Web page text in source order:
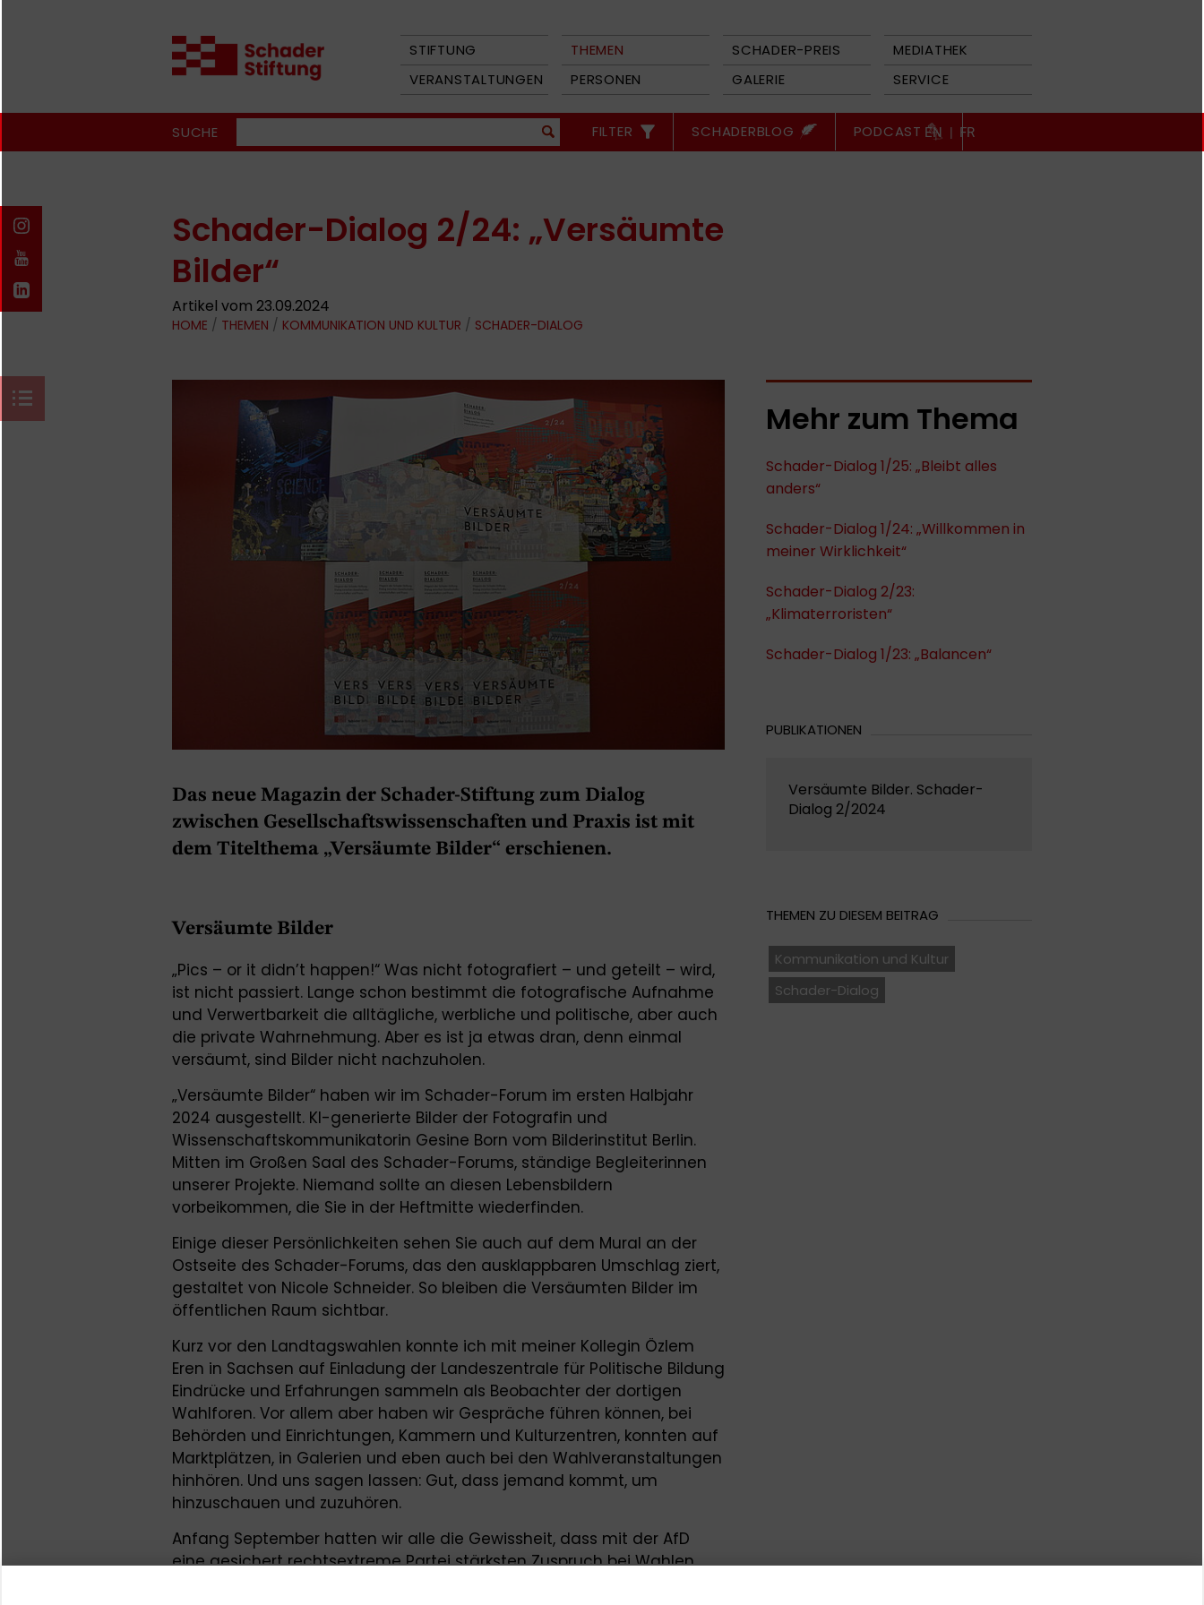
STIFTUNG THEMEN SCHADER-PREIS
MEDIATHEK
VERANSTALTUNGEN
PERSONEN GALERIE SERVICE
SUCHE FILTER SCHADERBLOG PODCAST EN | FR
Schader-Dialog 2/24: „Versäumte
Bilder“
Artikel vom 23.09.2024
HOME / THEMEN / KOMMUNIKATION UND KULTUR / SCHADER-DIALOG
Das neue Magazin der Schader-Stiftung zum Dialog
zwischen Gesellschaftswissenschaften und Praxis ist mit
dem Titelthema „Versäumte Bilder“ erschienen.
Versäumte Bilder
„Pics – or it didn’t happen!“ Was nicht fotografiert – und geteilt – wird,
ist nicht passiert. Lange schon bestimmt die fotografische Aufnahme
und Verwertbarkeit die alltägliche, werbliche und politische, aber auch
die private Wahrnehmung. Aber es ist ja etwas dran, denn einmal
versäumt, sind Bilder nicht nachzuholen.
„Versäumte Bilder“ haben wir im Schader-Forum im ersten Halbjahr
2024 ausgestellt. KI-generierte Bilder der Fotografin und
Wissenschaftskommunikatorin Gesine Born vom Bilderinstitut Berlin.
Mitten im Großen Saal des Schader-Forums, ständige Begleiterinnen
unserer Projekte. Niemand sollte an diesen Lebensbildern
vorbeikommen, die Sie in der Heftmitte wiederfinden.
Einige dieser Persönlichkeiten sehen Sie auch auf dem Mural an der
Ostseite des Schader-Forums, das den ausklappbaren Umschlag ziert,
gestaltet von Nicole Schneider. So bleiben die Versäumten Bilder im
öffentlichen Raum sichtbar.
Kurz vor den Landtagswahlen konnte ich mit meiner Kollegin Özlem
Eren in Sachsen auf Einladung der Landeszentrale für Politische Bildung
Eindrücke und Erfahrungen sammeln als Beobachter der dortigen
Wahlforen. Vor allem aber haben wir Gespräche führen können, bei
Behörden und Einrichtungen, Kammern und Kulturzentren, konnten auf
Marktplätzen, in Galerien und eben auch bei den Wahlveranstaltungen
hinhören. Und uns sagen lassen: Gut, dass jemand kommt, um
hinzuschauen und zuzuhören.
Anfang September hatten wir alle die Gewissheit, dass mit der AfD
eine gesichert rechtsextreme Partei stärksten Zuspruch bei Wahlen
Mehr zum Thema
Schader-Dialog 1/25: „Bleibt alles
anders“
Schader-Dialog 1/24: „Willkommen in
meiner Wirklichkeit“
Schader-Dialog 2/23:
„Klimaterroristen“
Schader-Dialog 1/23: „Balancen“
PUBLIKATIONEN
Versäumte Bilder. Schader-
Dialog 2/2024
THEMEN ZU DIESEM BEITRAG
Kommunikation und Kultur
Schader-Dialog